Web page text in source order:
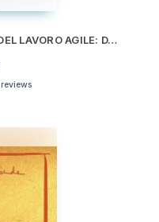
SMARTATI. GLI “SBANDATI” DEL LAVORO AGILE: DAL TELELAVORO ALLO SMART WORKING
reviews